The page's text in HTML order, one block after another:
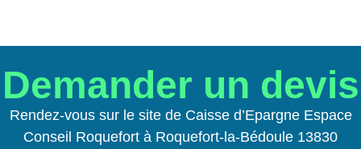
Demander un devis
Rendez-vous sur le site de Caisse d’Epargne Espace
Conseil Roquefort à Roquefort-la-Bédoule 13830